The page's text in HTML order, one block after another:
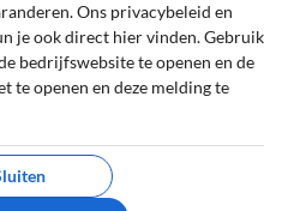
Ons privacybeleid en
je ook direct hier vinden. Gebruik
bedrijfswebsite te openen en de
te openen en deze melding te